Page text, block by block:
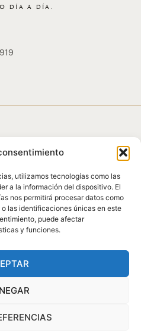
utilizamos tecnologías como las
a la información del dispositivo. El
nos permitirá procesar datos como
las identificaciones únicas en este
puede afectar
y funciones.
DÍA A DÍA.
DEL POZO